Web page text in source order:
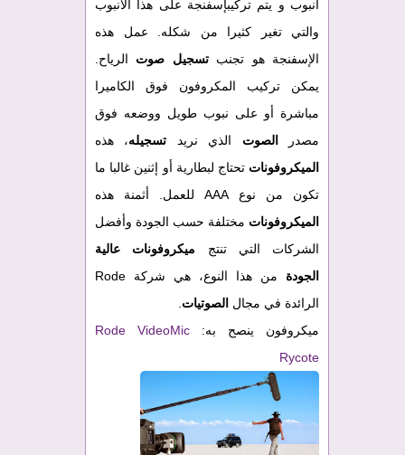
أنبوب و يتم تركيبإسفنجة على هذا الأنبوب
والتي تغير كثيرا من شكله. عمل هذه
الإسفنجة هو تجنبتسجيل صوت الرياح.
يمكن تركيب المكروفون فوق الكاميرا
مباشرة أو على نبوب طويل ووضعه فوق
مصدرالصوت الذي نريد تسجيله، هذه
الميكروفوناتتحتاج لبطارية أو إثنين غالبا ما
تكون من نوع AAA للعمل. أثمنة هذه
الميكروفونات مختلفة حسب الجودة وأفضل
الشركات التي تنتج ميكروفونات عالية
الجودة
من هذا النوع، هي شركة Rode
الرائدة في مجال الصوتيات
ميكروفون ينصح به: Rode VideoMic
Rycote